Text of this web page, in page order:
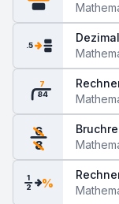
.5
84
7
6
8
1
2 %